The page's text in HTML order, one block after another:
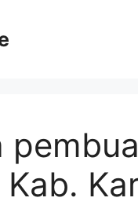
Kab.